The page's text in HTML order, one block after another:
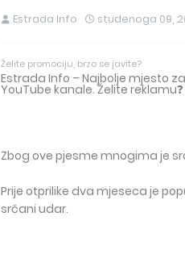
Estrada Info studenoga 09,
Želite promociju, brzo se javite?
Estrada Info – Najbolje mjesto
YouTube kanale. Želite
Zbog ove pjesme mnogima je
Prije otprilike dva mjeseca je
srčani udar.